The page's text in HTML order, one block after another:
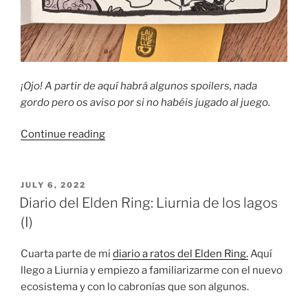
¡Ojo! A partir de aquí habrá algunos spoilers, nada
gordo pero os aviso por si no habéis jugado al juego.
Continue reading“Diario
Liurnia
lagos
(II)”
POSTED
ON
JULY 6, 2022
Diario del Elden Ring: Liurnia de los lagos
(I)
Cuarta parte de mi diario a ratos del Elden Ring. Aquí
llego a Liurnia y empiezo a familiarizarme con el nuevo
ecosistema y con lo cabronías que son algunos.